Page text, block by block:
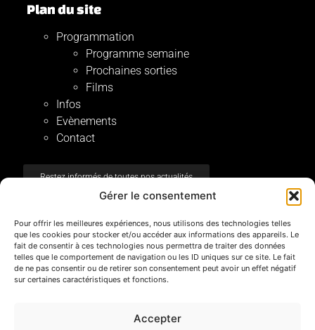
Gérer le consentement
Pour offrir les meilleures expériences, nous utilisons des technologies telles
que les cookies pour stocker et/ou accéder aux informations des appareils. Le
fait de consentir à ces technologies nous permettra de traiter des données
telles que le comportement de navigation ou les ID uniques sur ce site. Le fait
de ne pas consentir ou de retirer son consentement peut avoir un effet négatif
sur certaines caractéristiques et fonctions.
Accepter
Plan du site
Programmation
Programme semaine
Prochaines sorties
Films
Infos
Evènements
Contact
Restez informés de toutes nos actualités
Registre BE 0471549464
Avertissement & utilisation du site
Politique de confidentialité